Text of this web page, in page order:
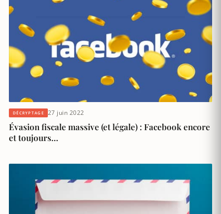
DÉCRYPTAGE 27 juin 2022
Évasion fiscale massive (et légale) : Facebook encore
et toujours…